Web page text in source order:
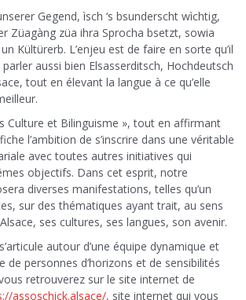
Gegend, ìsch ‘s bsunderscht wìchtig,
Züagàng züa ihra Sprocha bsetzt, sowia
Kültürerb. L’enjeu est de faire en sorte qu’il
aussi bien Elsasserditsch, Hochdeutsch
tout en élevant la langue à ce qu’elle
Culture et Bilinguisme », tout en affirmant
l’ambition de s’inscrire dans une véritable
avec toutes autres initiatives qui
objectifs. Dans cet esprit, notre
diverses manifestations, telles qu’un
sur des thématiques ayant trait, au sens
ses cultures, ses langues, son avenir.
autour d’une équipe dynamique et
de personnes d’horizons et de sensibilités
retrouverez sur le site internet de
assoschick.alsace/, site internet qui vous